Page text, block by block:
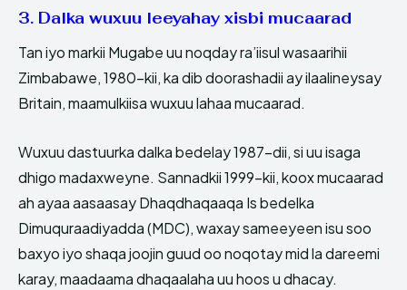
3. Dalka wuxuu leeyahay xisbi mucaarad
Tan iyo markii Mugabe uu noqday ra’iisul wasaarihii
Zimbabawe, 1980-kii, ka dib doorashadii ay ilaalineysay
Britain, maamulkiisa wuxuu lahaa mucaarad.
Wuxuu dastuurka dalka bedelay 1987-dii, si uu isaga
dhigo madaxweyne. Sannadkii 1999-kii, koox mucaarad
ah ayaa aasaasay Dhaqdhaqaaqa Is bedelka
Dimuquraadiyadda (MDC), waxay sameeyeen isu soo
baxyo iyo shaqa joojin guud oo noqotay mid la dareemi
karay, maadaama dhaqaalaha uu hoos u dhacay.